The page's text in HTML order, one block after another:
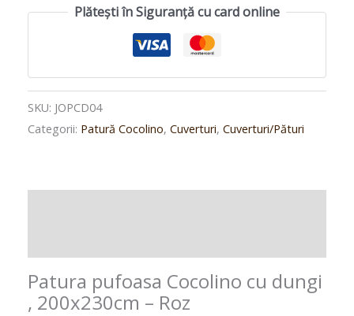
Plătești în Siguranță cu card online
SKU: JOPCD04
Categorii: Patură Cocolino, Cuverturi, Cuverturi/Pături
Patura pufoasa Cocolino cu dungi
, 200x230cm – Roz